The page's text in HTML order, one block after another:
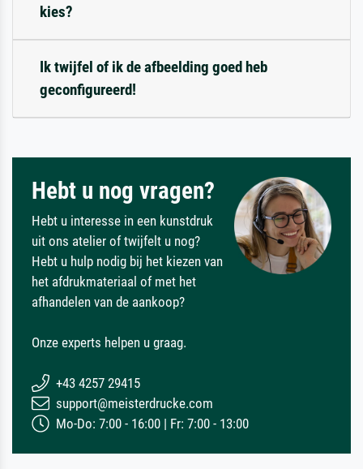
kies?
Ik twijfel of ik de afbeelding goed heb
geconfigureerd!
Hebt u nog vragen?
Hebt u interesse in een kunstdruk
uit ons atelier of twijfelt u nog?
Hebt u hulp nodig bij het kiezen van
het afdrukmateriaal of met het
afhandelen van de aankoop?
Onze experts helpen u graag.
+43 4257 29415
support@meisterdrucke.com
Mo-Do: 7:00 - 16:00 | Fr: 7:00 - 13:00